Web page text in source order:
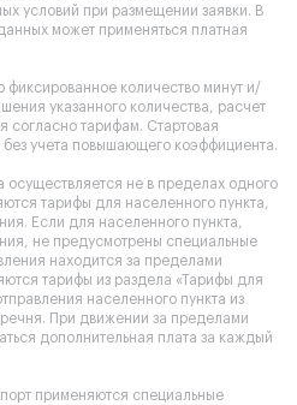
условий при размещении заявки. В
может применяться платная
фиксированное количество минут и/
указанного количества, расчет
согласно тарифам. Стартовая
без учета повышающего коэффициента.
осуществляется не в пределах одного
тарифы для населенного пункта,
Если для населенного пункта,
не предусмотрены специальные
находится за пределами
тарифы из раздела «Тарифы для
населенного пункта из
При движении за пределами
дополнительная плата за каждый
применяются специальные